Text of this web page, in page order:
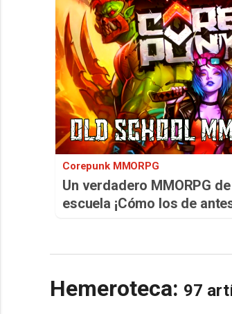
Corepunk MMORPG
Un verdadero MMORPG
escuela ¡Cómo los de
Hemeroteca: 97